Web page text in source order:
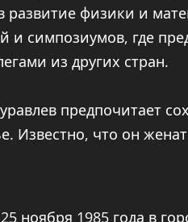
развитие физики и
симпозиумов, где
из других стран.
предпочитает
Известно, что он
ноября 1985 года в